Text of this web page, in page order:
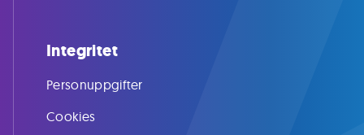
Integritet
Personuppgifter
Cookies